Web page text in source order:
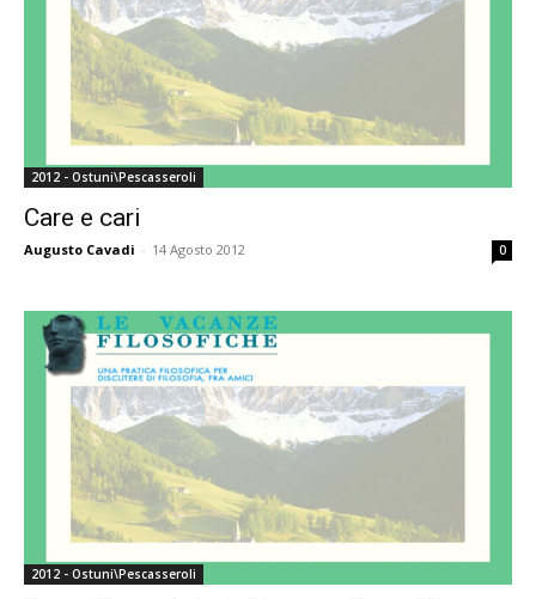
2012 - Ostuni\Pescasseroli
Care e cari
Augusto Cavadi - 14 Agosto 2012 0
2012 - Ostuni\Pescasseroli